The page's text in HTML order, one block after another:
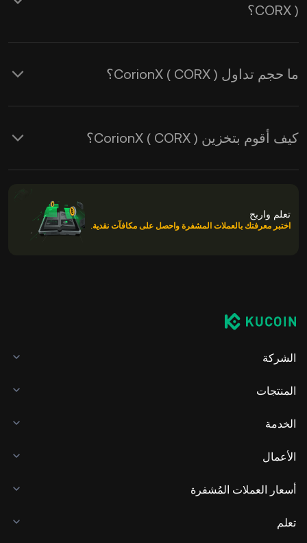
CORX )؟
ما حجم تداول CorionX ( CORX )؟
كيف أقوم بتخزين CorionX ( CORX )؟
تعلم واربح
اختبر معرفتك بالعملات المشفرة واحصل على مكافآت نقدية.
الشركة
المنتجات
الخدمة
الأعمال
أسعار العملات المُشفرة
تعلم